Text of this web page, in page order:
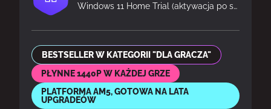
Windows 11 Home Trial (aktywacja po stronie klienta)
BESTSELLER W KATEGORII "DLA GRACZA"
PŁYNNE 1440P W KAŻDEJ GRZE
PLATFORMA AM5, GOTOWA NA LATA
UPGRADEÓW